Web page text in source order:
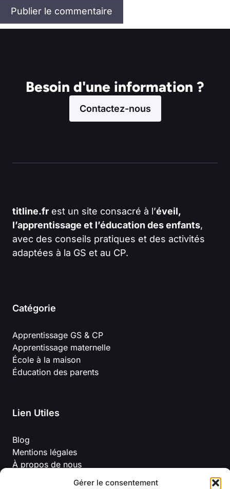
Gérer le consentement
Besoin d'une information ?
Contactez-nous
titline.fr est un site consacré à l’éveil,
l’apprentissage et l’éducation des enfants,
avec des conseils pratiques et des activités
adaptées à la GS et au CP.
Catégorie
Apprentissage GS & CP
Apprentissage maternelle
École à la maison
Éducation des parents
Lien Utiles
Blog
Mentions légales
À propos de nous
Politique de confidentialité